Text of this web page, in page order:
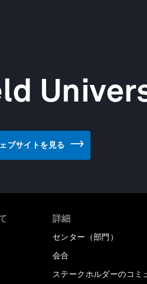
ブサイトを見る
詳細
センター（部門）
会合
ステークホルダーのコミ